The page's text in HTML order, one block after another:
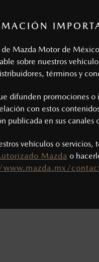
de Mazda Motor de
sobre nuestros
términos y
difunden promociones
con estos
publicada en sus canales
vehículos o
Mazda o
AL MÁXIMO,
UNA PRUEBA DE